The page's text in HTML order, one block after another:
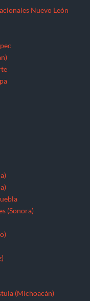
Nuevo León
(Sonora)
(Michoacán)